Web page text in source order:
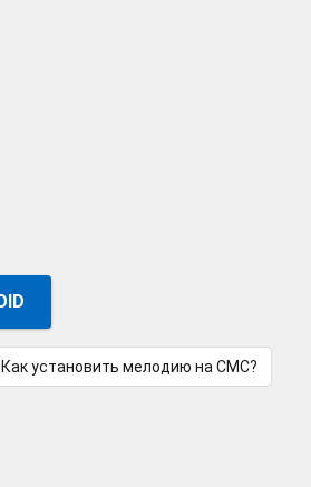
Как установить мелодию на СМС?